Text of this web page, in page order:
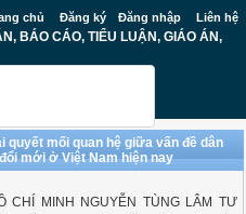
chủ Đăng ký Đăng nhập Liên hệ
BÁO CÁO, TIỂU LUẬN, GIÁO ÁN,
quyết mối quan hệ giữa vấn đề dân
mới ở Việt Nam hiện nay
CHÍ MINH NGUYỄN TÙNG LÂM TƯ